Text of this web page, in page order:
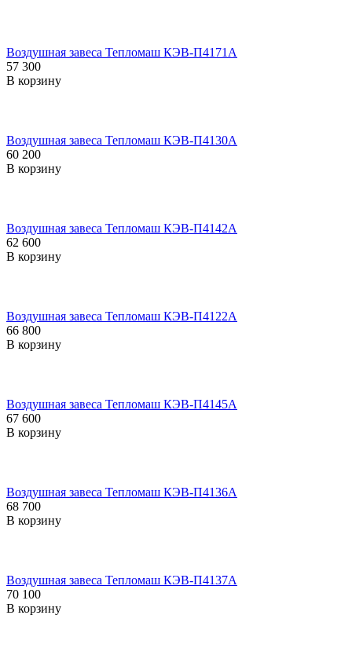
Воздушная завеса Тепломаш КЭВ-П4171A
57 300
В корзину
Воздушная завеса Тепломаш КЭВ-П4130A
60 200
В корзину
Воздушная завеса Тепломаш КЭВ-П4142A
62 600
В корзину
Воздушная завеса Тепломаш КЭВ-П4122A
66 800
В корзину
Воздушная завеса Тепломаш КЭВ-П4145A
67 600
В корзину
Воздушная завеса Тепломаш КЭВ-П4136A
68 700
В корзину
Воздушная завеса Тепломаш КЭВ-П4137A
70 100
В корзину